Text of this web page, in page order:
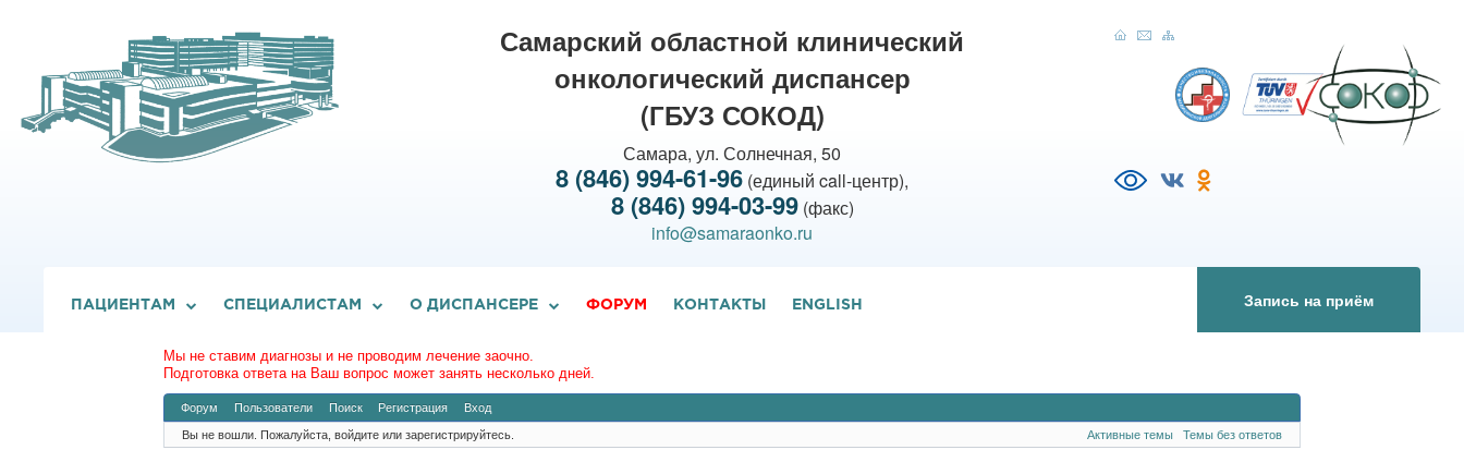
Самарский областной клинический
онкологический диспансер
(ГБУЗ СОКОД)
Самара, ул. Солнечная, 50
8 (846) 994-61-96 (единый call-центр),
8 (846) 994-03-99(факс)
info@samaraonko.ru
ПАЦИЕНТАМ СПЕЦИАЛИСТАМ О ДИСПАНСЕРЕ ФОРУМ КОНТАКТЫ ENGLISH Запись на приём
Мы не ставим диагнозы и не проводим лечение заочно.
Подготовка ответа на Ваш вопрос может занять несколько дней.
Форум Пользователи Поиск Регистрация Вход
Вы не вошли. Пожалуйста, войдите или зарегистрируйтесь. Активные темы Темы без ответов